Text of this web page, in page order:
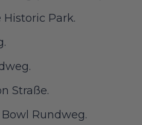
Historic Park.
Straße.
Rundweg.